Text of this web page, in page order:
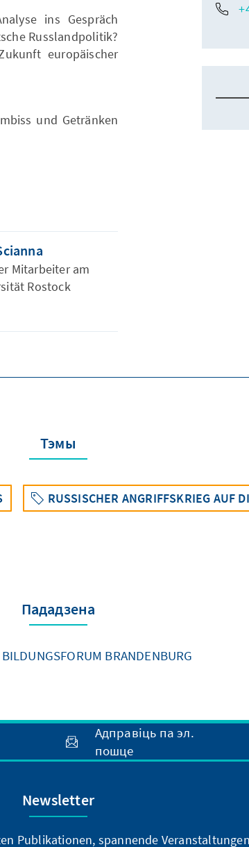
ins Gespräch
Russlandpolitik?
europäischer
und Getränken
Mitarbeiter am
Rostock
Тэмы
RUSSISCHER ANGRIFFSKRIEG AUF
Пададзена
BRANDENBURG
Адправіць па эл.
пошце
Newsletter
Publikationen, spannende